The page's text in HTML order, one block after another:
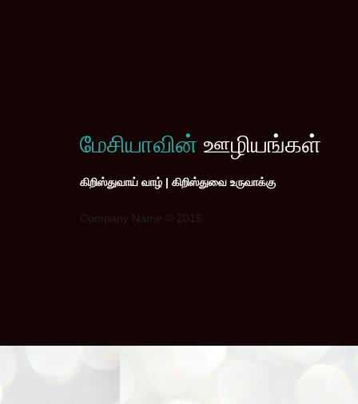
மேசியாவின் ஊழியங்கள்
கிறிஸ்துவாய் வாழ் | கிறிஸ்துவை உருவாக்கு
Company Name © 2015